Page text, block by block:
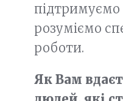
підтримуємо
розуміємо
роботи.
Як Вам